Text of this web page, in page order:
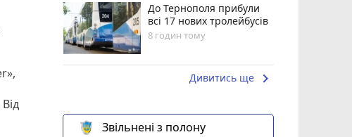
До Тернополя прибули
всі 17 нових тролейбусів
8 годин тому
Дивитись ще keyboard_arrow_right
Звільнені з полону